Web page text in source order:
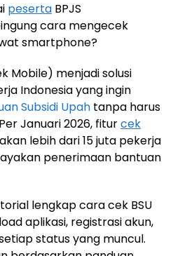
peserta BPJS
cara mengecek
smartphone?
Mobile) menjadi solusi
Indonesia yang ingin
Subsidi Upah tanpa harus
Januari 2026, fiturcek
lebih dari 15 juta pekerja
penerimaan bantuan
lengkap cara cek BSU
aplikasi, registrasi akun,
status yang muncul.